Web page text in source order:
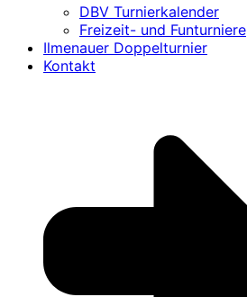
DBV Turnierkalender
Freizeit- und Funturniere
Ilmenauer Doppelturnier
Kontakt